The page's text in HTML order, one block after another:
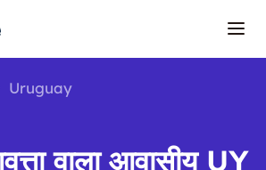
Uruguay
वाला आवासीय UY